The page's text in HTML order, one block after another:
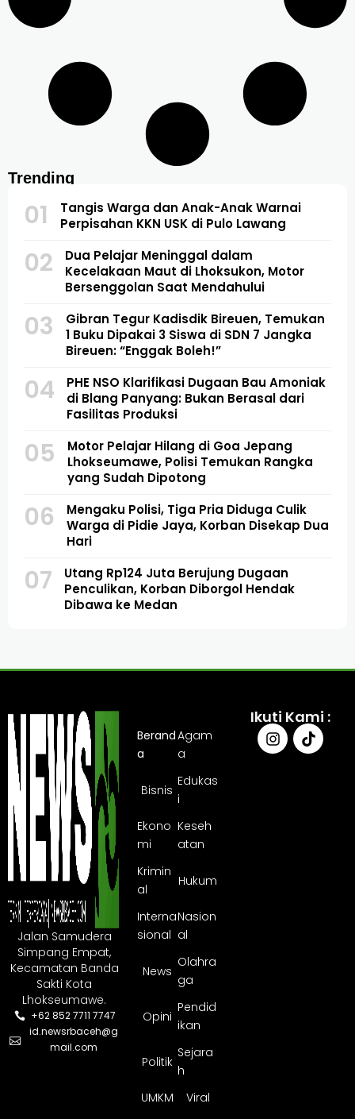
Trending
01
Tangis Warga dan Anak-Anak Warnai
Perpisahan KKN USK di Pulo Lawang
02
Dua Pelajar Meninggal dalam
Kecelakaan Maut di Lhoksukon, Motor
Bersenggolan Saat Mendahului
03
Gibran Tegur Kadisdik Bireuen, Temukan
1 Buku Dipakai 3 Siswa di SDN 7 Jangka
Bireuen: “Enggak Boleh!”
04
PHE NSO Klarifikasi Dugaan Bau Amoniak
di Blang Panyang: Bukan Berasal dari
Fasilitas Produksi
05
Motor Pelajar Hilang di Goa Jepang
Lhokseumawe, Polisi Temukan Rangka
yang Sudah Dipotong
06
Mengaku Polisi, Tiga Pria Diduga Culik
Warga di Pidie Jaya, Korban Disekap Dua
Hari
07
Utang Rp124 Juta Berujung Dugaan
Penculikan, Korban Diborgol Hendak
Dibawa ke Medan
Jalan Samudera
Simpang Empat,
Kecamatan Banda
Sakti Kota
Lhokseumawe.
+62 852 7711 7747
id.newsrbaceh@g
mail.com
Berand
a
Agam
a
Bisnis
Edukas
i
Ekono
mi
Keseh
atan
Krimin
al
Hukum
Interna
sional
Nasion
al
News
Olahra
ga
Opini
Pendid
ikan
Politik
Sejara
h
UMKM
Viral
Ikuti Kami :